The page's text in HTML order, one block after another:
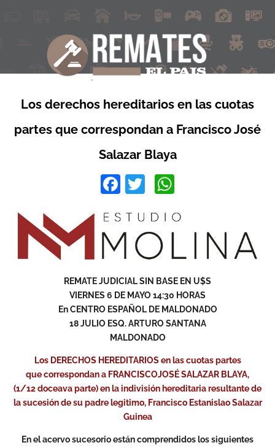
Los derechos hereditarios en las cuotas
partes que correspondan a Francisco José
Salazar Blaya
Facebook
Twitter
REMATE JUDICIAL SIN BASE EN U$S
VIERNES 6 DE MAYO 14:30 HORAS
En CENTRO ESPAÑOL DE MALDONADO
18 JULIO ESQ. ARTURO SANTANA
MALDONADO
Los DERECHOS HEREDITARIOS en las cuotas partes
que correspondan a FRANCISCOJOSÉ SALAZAR BLAYA,
(1/12 doceava parte) en la indivisión hereditaria resultante de
la sucesión de su padre legitimo, Francisco Estanislao Salazar
Guinea
En el acervo sucesorio están comprendidos los siguientes